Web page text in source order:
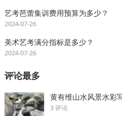
艺考芭蕾集训费用预算为多少？
2024-07-26
美术艺考满分指标是多少？
2024-07-26
评论最多
黄有维山水风景水彩
3 评论